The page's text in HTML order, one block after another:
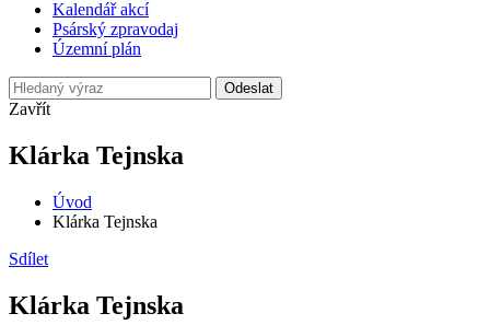
Kalendář akcí
Psárský zpravodaj
Územní plán
Odeslat
Zavřít
Klárka Tejnska
Úvod
Klárka Tejnska
Sdílet
Klárka Tejnska